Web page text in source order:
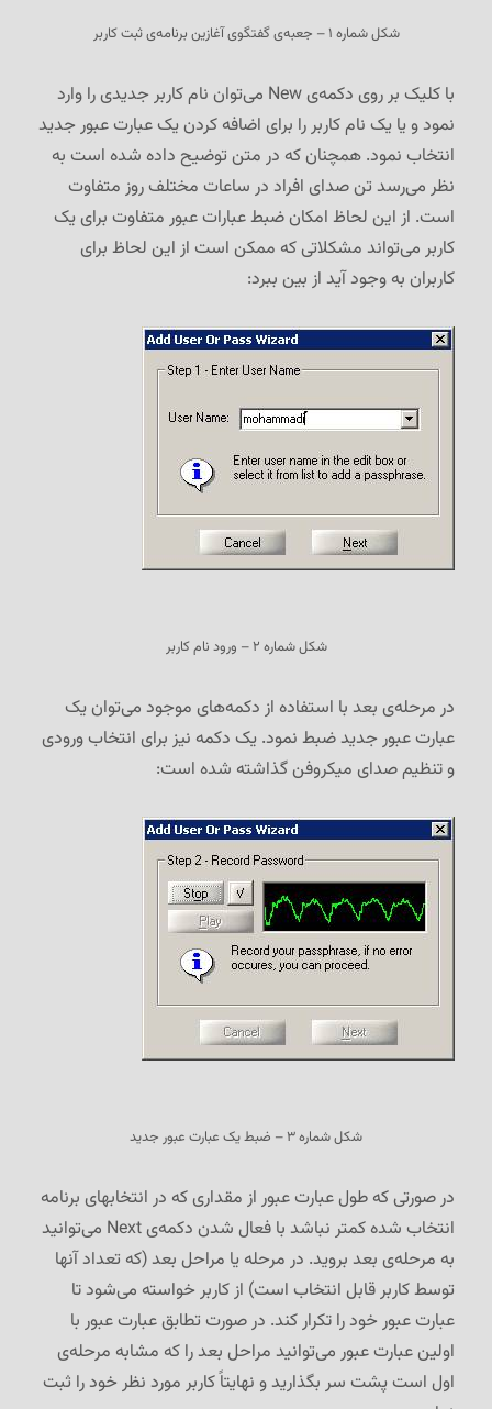
شکل شماره ۱ – جعبه‌ی گفتگوی آغازین برنامه‌ی ثبت کاربر
با کلیک بر روی دکمه‌ی New می‌توان نام کاربر جدیدی را وارد
نمود و یا یک نام کاربر را برای اضافه کردن یک عبارت عبور جدید
انتخاب نمود. همچنان که در متن توضیح داده شده است به
نظر می‌رسد تن صدای افراد در ساعات مختلف روز متفاوت
است. از این لحاظ امکان ضبط عبارات عبور متفاوت برای یک
کاربر می‌تواند مشکلاتی که ممکن است از این لحاظ برای
کاربران به وجود آید از بین ببرد:
شکل شماره ۲ – ورود نام کاربر
در مرحله‌ی بعد با استفاده از دکمه‌های موجود می‌توان یک
عبارت عبور جدید ضبط نمود. یک دکمه نیز برای انتخاب ورودی
و تنظیم صدای میکروفن گذاشته شده است:
شکل شماره ۳ – ضبط یک عبارت عبور جدید
در صورتی که طول عبارت عبور از مقداری که در انتخابهای برنامه
انتخاب شده کمتر نباشد با فعال شدن دکمه‌ی Next می‌توانید
به مرحله‌ی بعد بروید. در مرحله یا مراحل بعد (که تعداد آنها
توسط کاربر قابل انتخاب است) از کاربر خواسته می‌شود تا
عبارت عبور خود را تکرار کند. در صورت تطابق عبارت عبور با
اولین عبارت عبور می‌توانید مراحل بعد را که مشابه مرحله‌ی
اول است پشت سر بگذارید و نهایتاً کاربر مورد نظر خود را ثبت